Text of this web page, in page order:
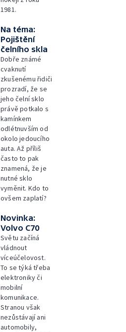
1981.
Na téma:
Pojištění
čelního skla
Dobře známé
cvaknutí
zkušenému řidiči
prozradí, že se
jeho čelní sklo
právě potkalo s
kamínkem
odlétnuvším od
okolo jedoucího
auta. Až příliš
často to pak
znamená, že je
nutné sklo
vyměnit. Kdo to
ovšem zaplatí?
Novinka:
Volvo C70
Světu začíná
vládnout
víceúčelovost.
To se týká třeba
elektroniky či
mobilní
komunikace.
Stranou však
nezůstávají ani
automobily,